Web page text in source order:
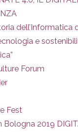
dell’Informatica
e
Forum
Fest
2019